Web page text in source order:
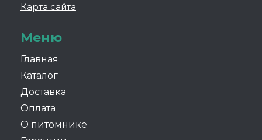
Карта сайта
Меню
Главная
Каталог
Доставка
Оплата
О питомнике